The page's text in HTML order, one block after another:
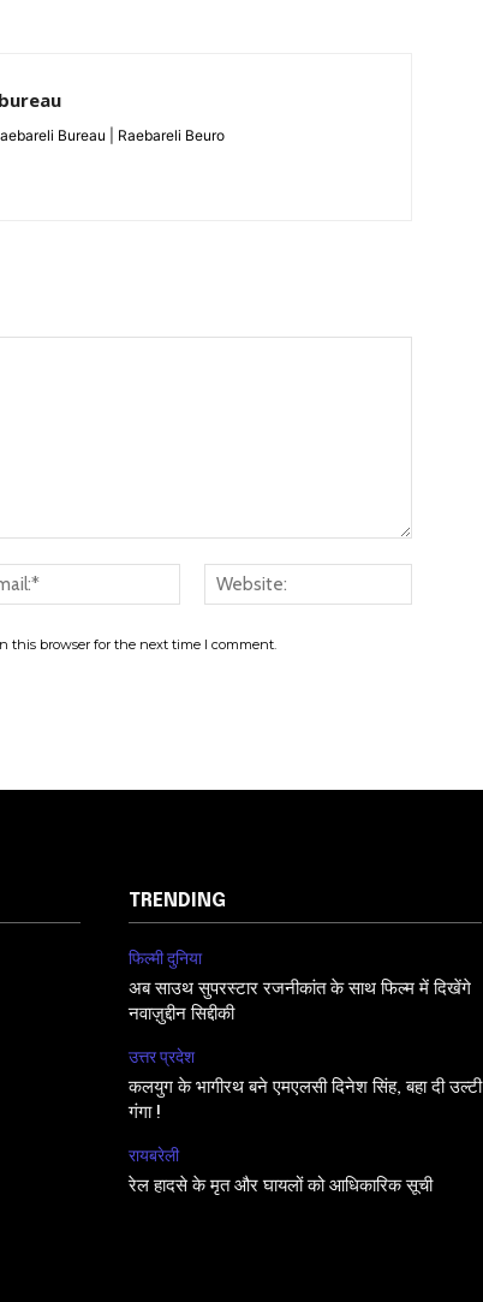
Raebareli Bureau | Raebareli Beuro
Email:*
this browser for the next time I comment.
TRENDING
फिल्मी दुनिया
अब साउथ सुपरस्टार रजनीकांत के साथ फिल्म में दिखेंगे
नवाज़ुद्दीन सिद्दीकी
उत्तर प्रदेश
कलयुग के भागीरथ बने एमएलसी दिनेश सिंह, बहा दी उल्टी
गंगा !
रायबरेली
रेल हादसे के मृत और घायलों को आधिकारिक सूची